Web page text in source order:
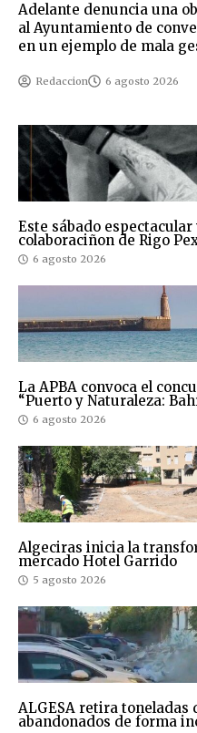
Adelante denuncia una
al Ayuntamiento de
en un ejemplo de mala
Redaccion 6 agosto 2026
Este sábado
colaboraciñon de Rigo
6 agosto 2026
La APBA convoca el
“Puerto y Naturaleza:
6 agosto 2026
Algeciras inicia la
mercado Hotel Garrido
5 agosto 2026
ALGESA retira toneladas
abandonados de forma